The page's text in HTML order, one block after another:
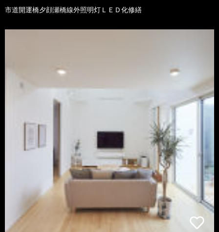
市道開運橋夕顔瀬橋線外照明灯ＬＥＤ化修繕